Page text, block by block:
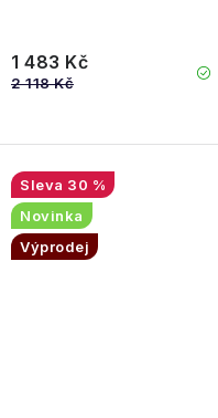
1 483 Kč
2 118 Kč
30 %
Novinka
Výprodej